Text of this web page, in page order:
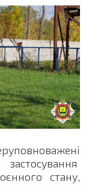
стану,